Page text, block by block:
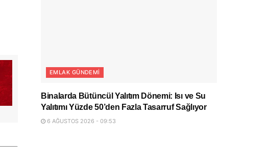
EMLAK GÜNDEMI
Binalarda Bütüncül Yalıtım Dönemi: Isı ve Su
Yalıtımı Yüzde 50’den Fazla Tasarruf Sağlıyor
6 AĞUSTOS 2026 - 09:53